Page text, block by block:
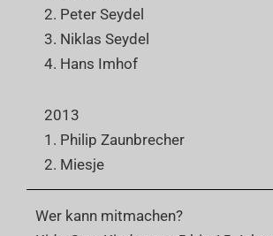
2. Peter Seydel
3. Niklas Seydel
4. Hans Imhof
2013
1. Philip Zaunbrecher
2. Miesje
Wer kann mitmachen?